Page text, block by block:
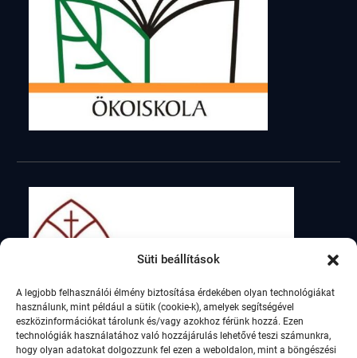
Süti beállítások
A legjobb felhasználói élmény biztosítása érdekében olyan technológiákat
használunk, mint például a sütik (cookie-k), amelyek segítségével
eszközinformációkat tárolunk és/vagy azokhoz férünk hozzá. Ezen
technológiák használatához való hozzájárulás lehetővé teszi számunkra,
hogy olyan adatokat dolgozzunk fel ezen a weboldalon, mint a böngészési